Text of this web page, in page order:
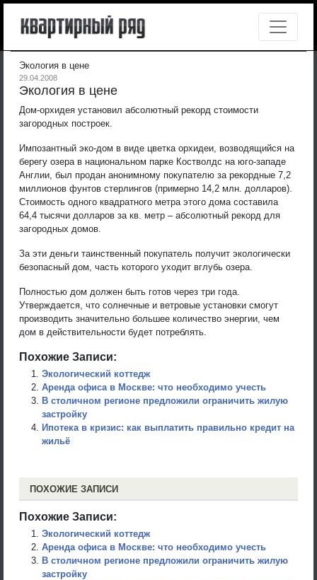
Экология в цене
29.04.2008
Экология в цене
Дом-орхидея установил абсолютный рекорд стоимости
загородных построек.
Импозантный эко-дом в виде цветка орхидеи, возводящийся на
берегу озера в национальном парке Костволдс на юго-западе
Англии, был продан анонимному покупателю за рекордные 7,2
миллионов фунтов стерлингов (примерно 14,2 млн. долларов).
Стоимость одного квадратного метра этого дома составила
64,4 тысячи долларов за кв. метр – абсолютный рекорд для
загородных домов.
За эти деньги таинственный покупатель получит экологически
безопасный дом, часть которого уходит вглубь озера.
Полностью дом должен быть готов через три года.
Утверждается, что солнечные и ветровые установки смогут
производить значительно большее количество энергии, чем
дом в действительности будет потреблять.
Похожие Записи:
Экологический коттедж
Аренда офиса в Москве: что необходимо учесть
В столичном регионе предложили ограничить жилую
застройку
Ипотека в кризис: как выплатить правильно кредит на
жильё
ПОХОЖИЕ ЗАПИСИ
Похожие Записи:
Экологический коттедж
Аренда офиса в Москве: что необходимо учесть
В столичном регионе предложили ограничить жилую
застройку